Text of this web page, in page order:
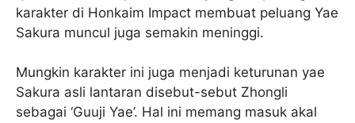
karakter di Honkaim Impact membuat peluang Yae
Sakura muncul juga semakin meninggi.
Mungkin karakter ini juga menjadi keturunan yae
Sakura asli lantaran disebut-sebut Zhongli
sebagai ‘Guuji Yae’. Hal ini memang masuk akal